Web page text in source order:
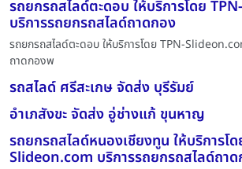
รถยกรถสไลด์ตะดอบ ให้บริการโดย
บริการรถยกรถสไลด์ถาดกอง
รถยกรถสไลด์ตะดอบ ให้บริการโดย TPN-
ถาดกองพ
รถสไลด์ ศรีสะเกษ จัดส่ง บุรีรัมย์
อำเภสังขะ จัดส่ง อู่ช่างแก้ ขุนหาญ
รถยกรถสไลด์หนองเชียงทูน ให้บริการโ
Slideon.com บริการรถยกรถสไลด์ถา